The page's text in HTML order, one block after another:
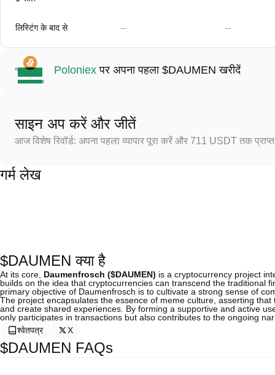
लिस्टिंग के बाद से -- --
Poloniex पर अपना पहला $DAUMEN खरीदें
साइन अप करें और जीतें
आज विशेष रिवॉर्ड: अपना पहला व्यापार पूरा करें और 711 USDT तक
गर्म लेख
$DAUMEN क्या है
At its core, Daumenfrosch ($DAUMEN) is a cryptocurrency project
builds on the idea that cryptocurrencies can transcend the traditional
primary objective of Daumenfrosch is to cultivate a strong sense of
The project encapsulates the essence of meme culture, asserting
and create shared experiences. By forming a supportive and active
only participates in transactions but also contributes to the ongoing
श्वेतपत्र
X
$DAUMEN FAQs